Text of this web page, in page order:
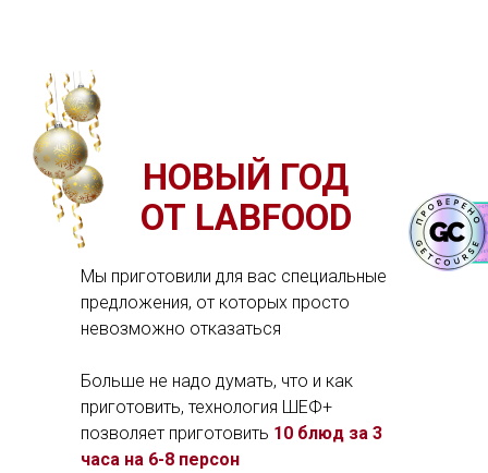
НОВЫЙ ГОД
ОТ LABFOOD
Мы приготовили для вас специальные
предложения, от которых просто
невозможно отказаться
Больше не надо думать, что и как
приготовить, технология ШЕФ+
позволяет приготовить 10 блюд за 3
часа на 6-8 персон